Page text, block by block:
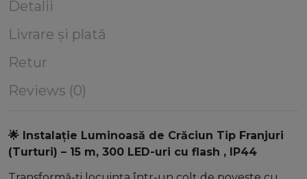
Detalii
Livrare și plată
Retur
Reviews (0)
🌟 Instalație Luminoasă de Crăciun Tip Franjuri
(Turturi) – 15 m, 300 LED-uri cu flash , IP44